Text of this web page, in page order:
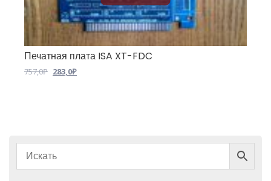
Печатная плата ISA XT-FDC
757,0₽ Первоначальная
283,0₽Текущая